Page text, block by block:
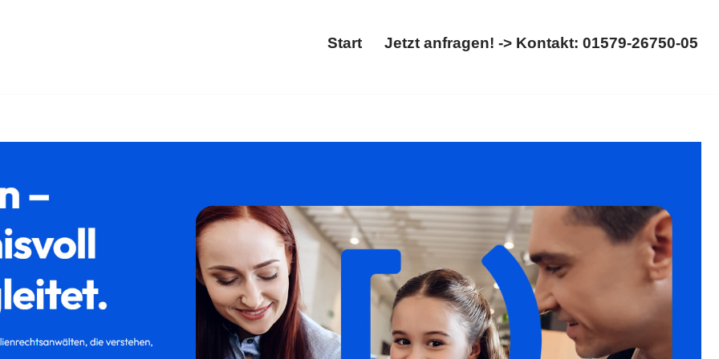
Start Jetzt anfragen! -> Kontakt: 01579-26750-05
Rechtsanwaltskanzlei. Ihre Ideen, unsere Inspiration ✉.